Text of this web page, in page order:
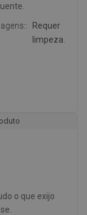
Requer
limpeza.
o que exijo